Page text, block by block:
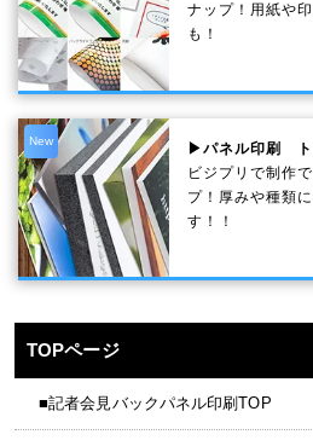
ナップ！用紙や
も！
New
▶パネル印刷 ト
ビジプリで制作
プ！厚みや種類
す！！
TOPページ
■記者会見バックパネル印刷TOP